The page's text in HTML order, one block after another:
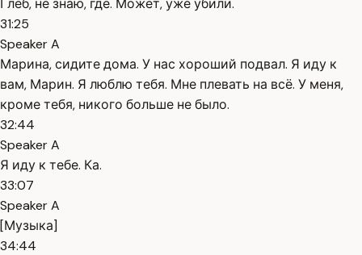
Глеб, не знаю, где. Может, уже убили.
31:25
Speaker A
Марина, сидите дома. У нас хороший подвал. Я иду к
вам, Марин. Я люблю тебя. Мне плевать на всё. У меня,
кроме тебя, никого больше не было.
32:44
Speaker A
Я иду к тебе. Ка.
33:07
Speaker A
[Музыка]
34:44